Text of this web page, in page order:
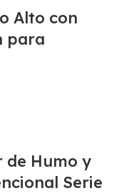
Alto con
para
de Humo y
Serie